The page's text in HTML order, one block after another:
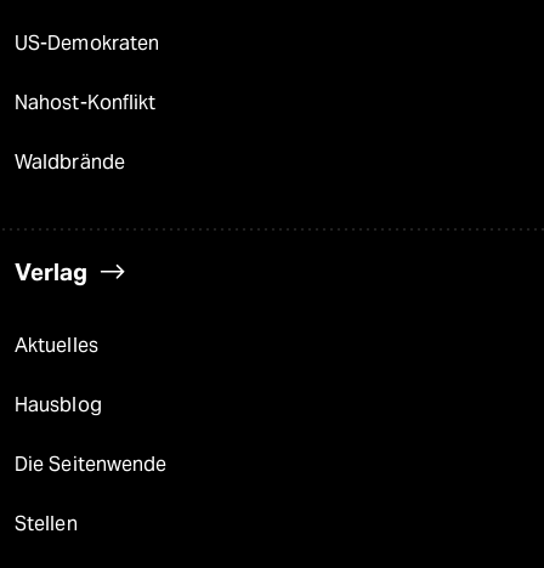
US-Demokraten
Nahost-Konflikt
Waldbrände
Verlag
Aktuelles
Hausblog
Die Seitenwende
Stellen